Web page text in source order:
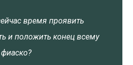
время проявить
и положить конец всему